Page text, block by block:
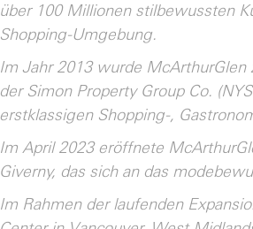
über 100 Millionen stilbewussten
Shopping-Umgebung.
Im Jahr 2013 wurde
der Simon Property Group Co.
erstklassigen Shopping-,
Im April 2023 eröffnete
Giverny, das sich an das
Im Rahmen der laufenden